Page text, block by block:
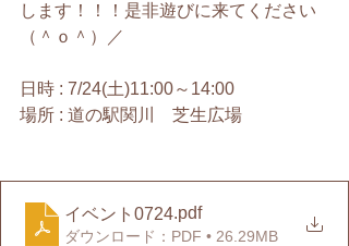
します！！！是非遊びに来てください
（＾ｏ＾）／
日時 : 7/24(土)11:00～14:00
場所 : 道の駅関川　芝生広場
イベント0724.pdf
ダウンロード：PDF • 26.29MB